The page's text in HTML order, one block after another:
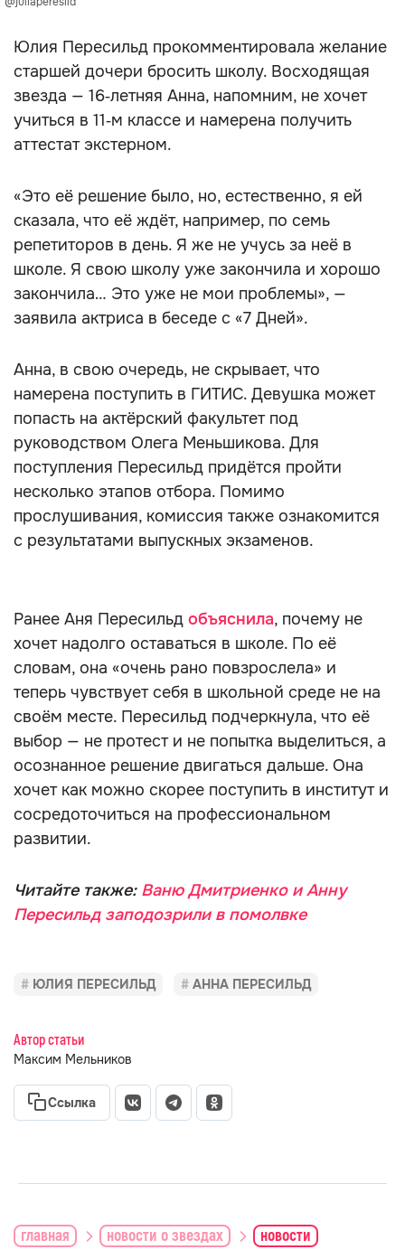
Юлия Пересильд прокомментировала желание
старшей дочери бросить школу. Восходящая
звезда — 16‑летняя Анна, напомним, не хочет
учиться в 11‑м классе и намерена получить
аттестат экстерном.
«Это её решение было, но, естественно, я ей
сказала, что её ждёт, например, по семь
репетиторов в день. Я же не учусь за неё в
школе. Я свою школу уже закончила и хорошо
закончила… Это уже не мои проблемы», —
заявила актриса в беседе с «7 Дней».
Анна, в свою очередь, не скрывает, что
намерена поступить в ГИТИС. Девушка может
попасть на актёрский факультет под
руководством Олега Меньшикова. Для
поступления Пересильд придётся пройти
несколько этапов отбора. Помимо
прослушивания, комиссия также ознакомится
с результатами выпускных экзаменов.
Ранее Аня Пересильд объяснила, почему не
хочет надолго оставаться в школе. По её
словам, она «очень рано повзрослела» и
теперь чувствует себя в школьной среде не на
своём месте. Пересильд подчеркнула, что её
выбор — не протест и не попытка выделиться, а
осознанное решение двигаться дальше. Она
хочет как можно скорее поступить в институт и
сосредоточиться на профессиональном
развитии.
Читайте также: Ваню Дмитриенко и Анну
Пересильд заподозрили в помолвке
ЮЛИЯ ПЕРЕСИЛЬД АННА ПЕРЕСИЛЬД
Автор статьи
Максим Мельников
Ссылка
главная новости о звездах новости